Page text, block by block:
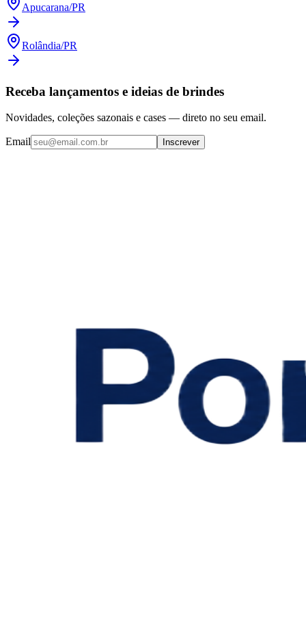
Apucarana/PR
Rolândia/PR
Receba lançamentos e ideias de brindes
Novidades, coleções sazonais e cases — direto no seu email.
Email Inscrever